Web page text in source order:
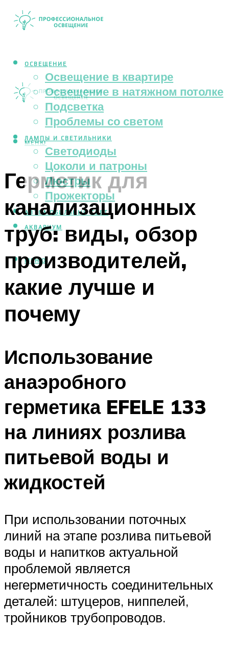
ОСВЕЩЕНИЕ
Освещение в квартире
Освещение в натяжном потолке
Подсветка
Проблемы со светом
ЛАМПЫ И СВЕТИЛЬНИКИ
Светодиоды
Цоколи и патроны
Люстры
Прожекторы
АВТОМОБИЛЬНЫЙ СВЕТ
АКВАРИУМ
МЕНЮ
МЕНЮ
Герметик для
канализационных
труб: виды, обзор
производителей,
какие лучше и
почему
Использование
анаэробного
герметика EFELE 133
на линиях розлива
питьевой воды и
жидкостей
При использовании поточных
линий на этапе розлива питьевой
воды и напитков актуальной
проблемой является
негерметичность соединительных
деталей: штуцеров, ниппелей,
тройников трубопроводов.